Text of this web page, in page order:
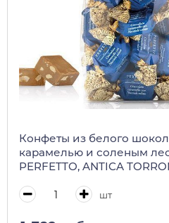
Конфеты из белого
карамелью и соленым
PERFETTO, ANTICA
шт